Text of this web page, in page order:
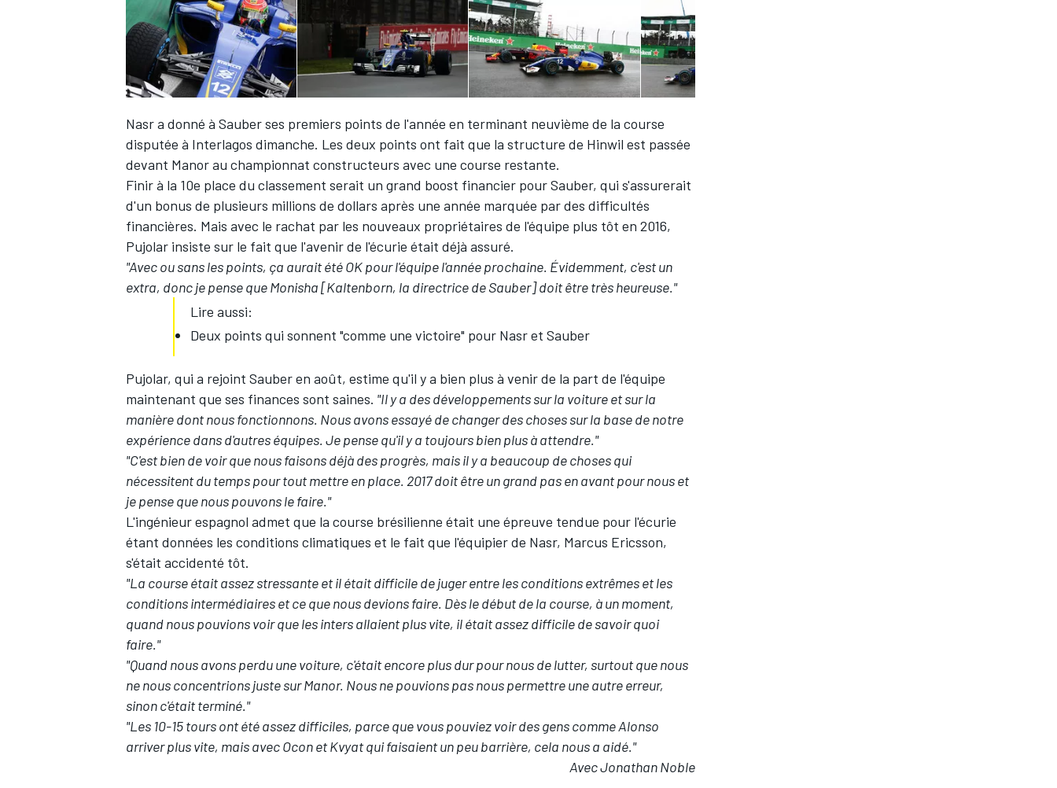
Nasr a donné à Sauber ses premiers points de l'année en terminant neuvième de la course
disputée à Interlagos dimanche. Les deux points ont fait que la structure de Hinwil est passée
devant Manor au championnat constructeurs avec une course restante.
Finir à la 10e place du classement serait un grand boost financier pour Sauber, qui s'assurerait
d'un bonus de plusieurs millions de dollars après une année marquée par des difficultés
financières. Mais avec le rachat par les nouveaux propriétaires de l'équipe plus tôt en 2016,
Pujolar insiste sur le fait que l'avenir de l'écurie était déjà assuré.
"Avec ou sans les points, ça aurait été OK pour l'équipe l'année prochaine. Évidemment, c'est un
extra, donc je pense que Monisha [Kaltenborn, la directrice de Sauber] doit être très heureuse."
Lire aussi:
Deux points qui sonnent "comme une victoire" pour Nasr et Sauber
Pujolar, qui a rejoint Sauber en août, estime qu'il y a bien plus à venir de la part de l'équipe
maintenant que ses finances sont saines. "Il y a des développements sur la voiture et sur la
manière dont nous fonctionnons. Nous avons essayé de changer des choses sur la base de notre
expérience dans d'autres équipes. Je pense qu'il y a toujours bien plus à attendre."
"C'est bien de voir que nous faisons déjà des progrès, mais il y a beaucoup de choses qui
nécessitent du temps pour tout mettre en place. 2017 doit être un grand pas en avant pour nous et
je pense que nous pouvons le faire."
L'ingénieur espagnol admet que la course brésilienne était une épreuve tendue pour l'écurie
étant données les conditions climatiques et le fait que l'équipier de Nasr, Marcus Ericsson,
s'était accidenté tôt.
"La course était assez stressante et il était difficile de juger entre les conditions extrêmes et les
conditions intermédiaires et ce que nous devions faire. Dès le début de la course, à un moment,
quand nous pouvions voir que les inters allaient plus vite, il était assez difficile de savoir quoi
faire."
"Quand nous avons perdu une voiture, c'était encore plus dur pour nous de lutter, surtout que nous
ne nous concentrions juste sur Manor. Nous ne pouvions pas nous permettre une autre erreur,
sinon c'était terminé."
"Les 10-15 tours ont été assez difficiles, parce que vous pouviez voir des gens comme Alonso
arriver plus vite, mais avec Ocon et Kvyat qui faisaient un peu barrière, cela nous a aidé."
Avec Jonathan Noble